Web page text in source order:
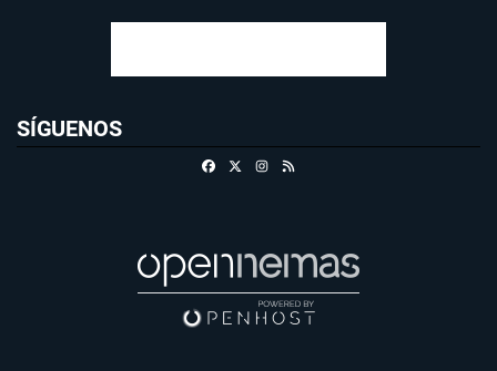
SÍGUENOS
FacebookInstagram